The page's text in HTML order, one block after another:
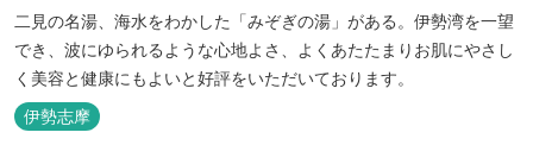
二見の名湯、海水をわかした「みぞぎの湯」がある。伊勢湾を一望
でき、波にゆられるような心地よさ、よくあたたまりお肌にやさし
く美容と健康にもよいと好評をいただいております。
伊勢志摩